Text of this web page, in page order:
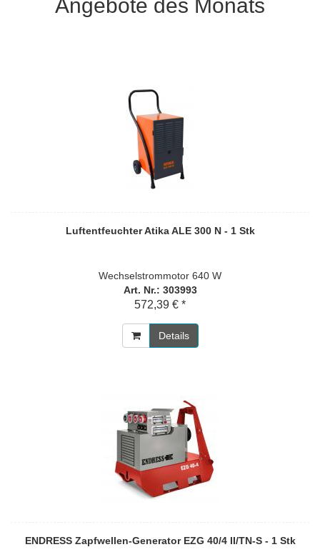
Angebote des Monats
Luftentfeuchter Atika ALE 300 N - 1 Stk
Wechselstrommotor 640 W
Art. Nr.: 303993
572,39 € *
Details
ENDRESS Zapfwellen-Generator EZG 40/4 II/TN-S - 1 Stk